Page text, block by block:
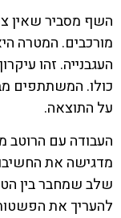
השף מסביר שאין
מורכבים. המטרה
העגבנייה. זהו
כולו. המשתתפים
על התוצאה.
העבודה עם הרוטב
מדגישה את
שלב שמחבר בין
להעריך את